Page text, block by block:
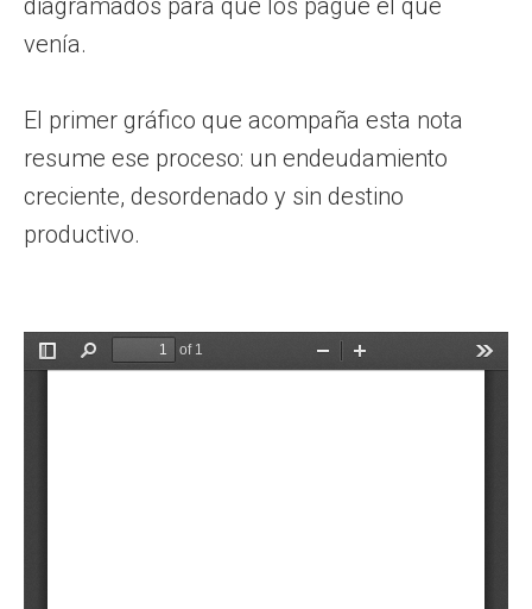
diagramados para que los pague el que
venía.
El primer gráfico que acompaña esta nota
resume ese proceso: un endeudamiento
creciente, desordenado y sin destino
productivo.